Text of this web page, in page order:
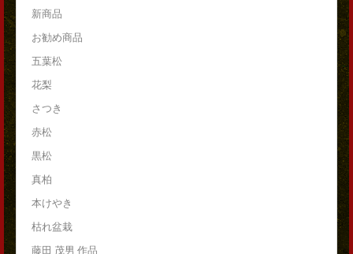
新商品
お勧め商品
五葉松
花梨
さつき
赤松
黒松
真柏
本けやき
枯れ盆栽
藤田 茂男 作品